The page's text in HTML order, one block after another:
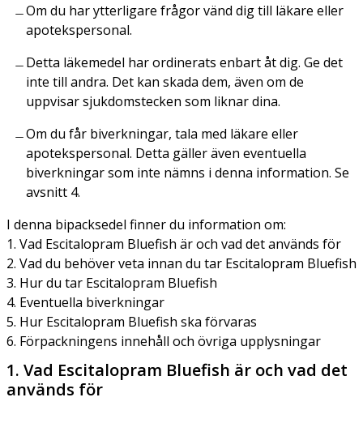
Om du har ytterligare frågor vänd dig till läkare eller
apotekspersonal.
Detta läkemedel har ordinerats enbart åt dig. Ge det
inte till andra. Det kan skada dem, även om de
uppvisar sjukdomstecken som liknar dina.
Om du får biverkningar, tala med läkare eller
apotekspersonal. Detta gäller även eventuella
biverkningar som inte nämns i denna information. Se
avsnitt 4.
I denna bipacksedel finner du information om:
1. Vad Escitalopram Bluefish är och vad det används för
2. Vad du behöver veta innan du tar Escitalopram Bluefish
3. Hur du tar Escitalopram Bluefish
4. Eventuella biverkningar
5. Hur Escitalopram Bluefish ska förvaras
6. Förpackningens innehåll och övriga upplysningar
1. Vad Escitalopram Bluefish är och vad det
används för